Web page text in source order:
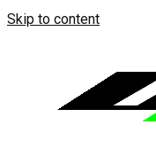
Skip to content